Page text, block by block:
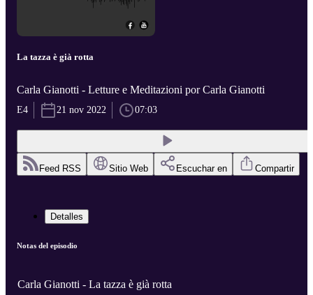
La tazza è già rotta
Carla Gianotti - Letture e Meditazioni por Carla Gianotti
E4 21 nov 2022 07:03
Feed RSS Sitio Web Escuchar en Compartir
Detalles
Notas del episodio
Carla Gianotti - La tazza è già rotta